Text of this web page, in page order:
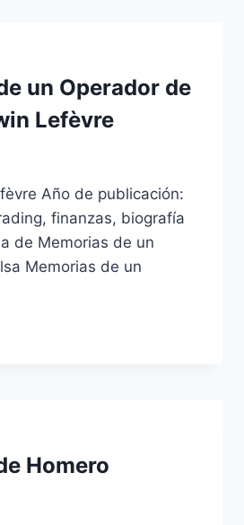
un Operador de
Lefèvre
Año de publicación:
finanzas, biografía
de Memorias de un
Memorias de un
Homero